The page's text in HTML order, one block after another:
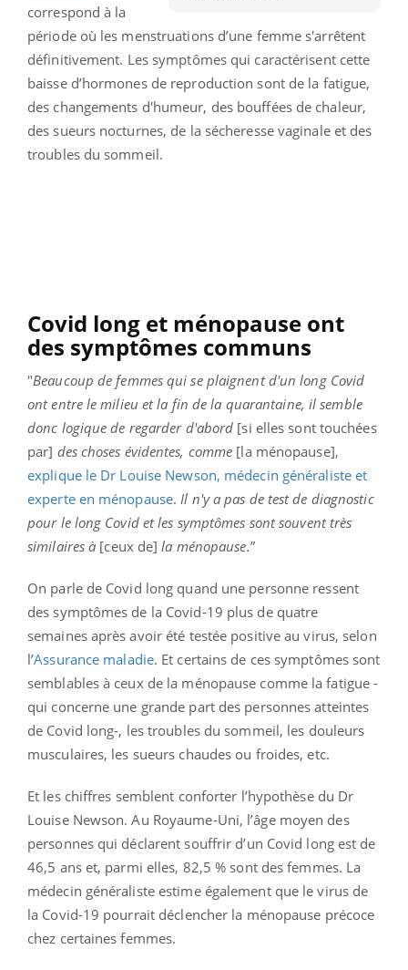
correspond à la
période où les menstruations d’une femme s'arrêtent
définitivement. Les symptômes qui caractérisent cette
baisse d’hormones de reproduction sont de la fatigue,
des changements d'humeur, des bouffées de chaleur,
des sueurs nocturnes, de la sécheresse vaginale et des
troubles du sommeil.
Covid long et ménopause ont
des symptômes communs
"Beaucoup de femmes qui se plaignent d'un long Covid
ont entre le milieu et la fin de la quarantaine, il semble
donc logique de regarder d'abord [si elles sont touchées
par] des choses évidentes, comme [la ménopause],
explique le Dr Louise Newson, médecin généraliste et
experte en ménopause. Il n'y a pas de test de diagnostic
pour le long Covid et les symptômes sont souvent très
similaires à [ceux de]la ménopause.”
On parle de Covid long quand une personne ressent
des symptômes de la Covid-19 plus de quatre
semaines après avoir été testée positive au virus, selon
l’Assurance maladie. Et certains de ces symptômes sont
semblables à ceux de la ménopause comme la fatigue -
qui concerne une grande part des personnes atteintes
de Covid long-, les troubles du sommeil, les douleurs
musculaires, les sueurs chaudes ou froides, etc.
Et les chiffres semblent conforter l’hypothèse du Dr
Louise Newson. Au Royaume-Uni, l’âge moyen des
personnes qui déclarent souffrir d’un Covid long est de
46,5 ans et, parmi elles, 82,5 % sont des femmes. La
médecin généraliste estime également que le virus de
la Covid-19 pourrait déclencher la ménopause précoce
chez certaines femmes.